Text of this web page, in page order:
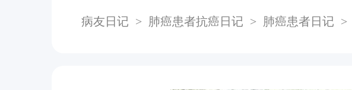
病友日记 > 肺癌患者抗癌日记 > 肺癌患者日记 >